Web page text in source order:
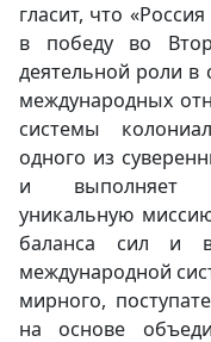
гласит, что
в победу во
деятельной роли в
международных
системы
одного из
и выполняет
уникальную
баланса сил и
международной
мирного,
на основе